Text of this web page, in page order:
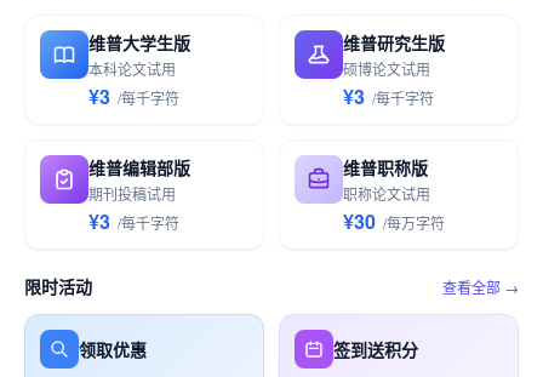
维普大学生版
本科论文试用
¥3 /每千字符
维普研究生版
硕博论文试用
¥3 /每千字符
维普编辑部版
期刊投稿试用
¥3 /每千字符
维普职称版
职称论文试用
¥30 /每万字符
限时活动 查看全部 →
领取优惠 签到送积分